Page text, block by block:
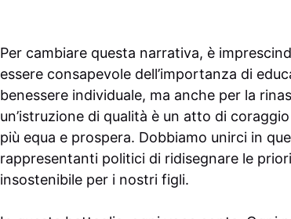
Per cambiare questa narrativa, è
essere consapevole dell’importanza di
benessere individuale, ma anche per la
un’istruzione di qualità è un atto di
più equa e prospera. Dobbiamo unirci in
rappresentanti politici di ridisegnare le
insostenibile per i nostri figli.